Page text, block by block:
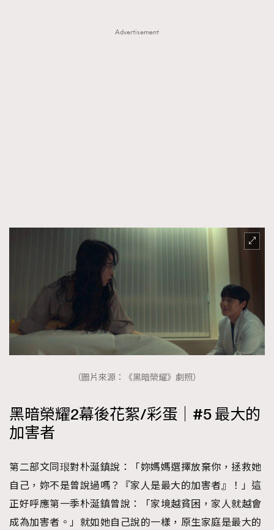
AFrenchMind
DressLikeAParisienne
FashionWeek FigaroAesthetic
Advertisement
（圖片來源：《黑暗榮耀》劇照）
黑暗榮耀2幕後花絮/彩蛋｜#5 最大的
加害者
第二部文同珢對朴涎鎮說：「妳媽媽選擇放棄你，拯救她
自己，妳不是曾說過嗎？『家人是最大的加害者』！」這
正好呼應第一季朴涎鎮曾說：「家境越貧困，家人就越會
成為加害者。」就如她自己說的一樣，原生家庭是最大的